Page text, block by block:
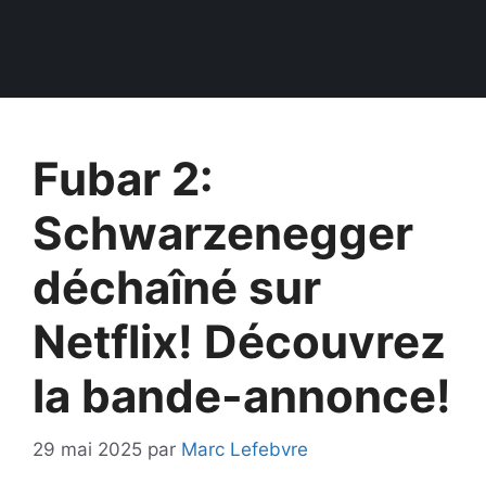
Fubar 2:
Schwarzenegger
déchaîné sur
Netflix! Découvrez
la bande-annonce!
29 mai 2025 par Marc Lefebvre